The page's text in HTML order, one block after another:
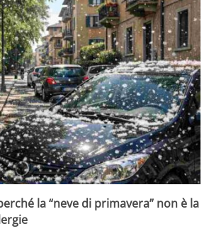
la “neve di primavera” non è la